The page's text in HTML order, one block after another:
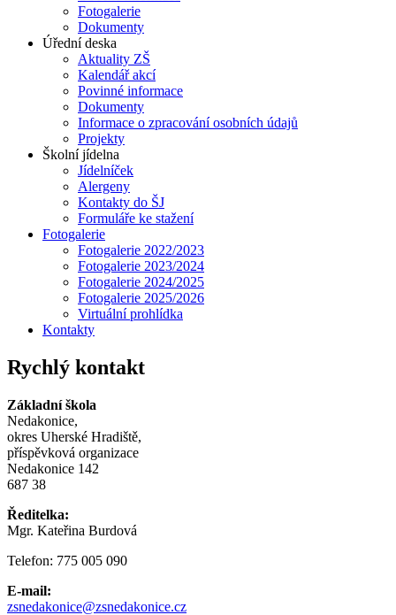
Fotogalerie
Dokumenty
Úřední deska
Aktuality ZŠ
Kalendář akcí
Povinné informace
Dokumenty
Informace o zpracování osobních údajů
Projekty
Školní jídelna
Jídelníček
Alergeny
Kontakty do ŠJ
Formuláře ke stažení
Fotogalerie
Fotogalerie 2022/2023
Fotogalerie 2023/2024
Fotogalerie 2024/2025
Fotogalerie 2025/2026
Virtuální prohlídka
Kontakty
Rychlý kontakt
Základní škola
Nedakonice,
okres Uherské Hradiště,
příspěvková organizace
Nedakonice 142
687 38
Ředitelka:
Mgr. Kateřina Burdová
Telefon: 775 005 090
E-mail:
zsnedakonice@zsnedakonice.cz